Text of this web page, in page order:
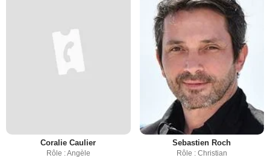
Coralie Caulier
Rôle : Angèle
Sebastien Roch
Rôle : Christian